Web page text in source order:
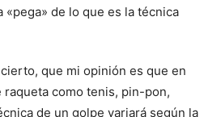
«pega» de lo que es la técnica
que mi opinión es que en
como tenis, pin-pon,
de un golpe variará según la